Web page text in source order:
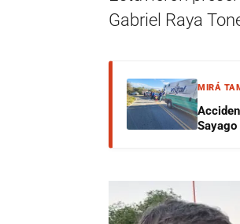
Gabriel Raya
MIRÁ
Sayago